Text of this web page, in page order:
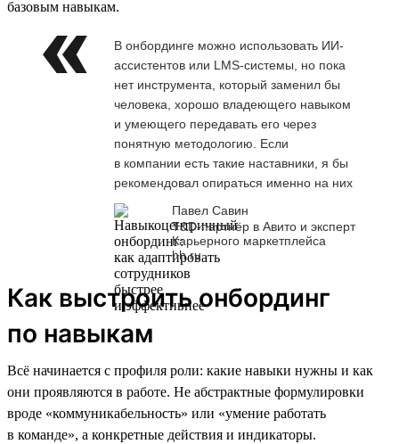
базовым навыкам.
В онбординге можно использовать ИИ-
ассистентов или LMS-системы, но пока
нет инструмента, который заменил бы
человека, хорошо владеющего навыком
и умеющего передавать его через
понятную методологию. Если
в компании есть такие наставники, я бы
рекомендовал опираться именно на них
Павел Савин
T&D-партнёр в Авито и эксперт
Карьерного маркетплейса
hh.ru
Как выстроить онбординг
по навыкам
Всё начинается с профиля роли: какие навыки нужны и как
они проявляются в работе. Не абстрактные формулировки
вроде «коммуникабельность» или «умение работать
в команде», а конкретные действия и индикаторы.